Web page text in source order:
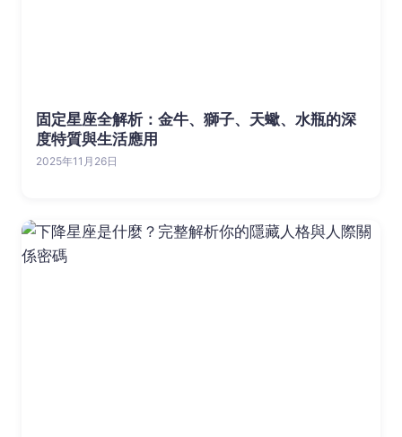
固定星座全解析：金牛、獅子、天蠍、水瓶的深
度特質與生活應用
2025年11月26日